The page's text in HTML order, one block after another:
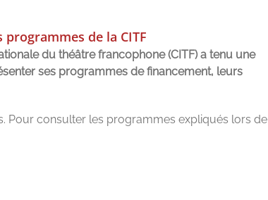
de la CITF
du théâtre francophone (CITF) a tenu une
ses programmes de financement, leurs
Pour consulter les programmes expliqués lors de